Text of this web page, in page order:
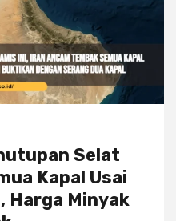
Selat
Kapal Usai
Harga Minyak